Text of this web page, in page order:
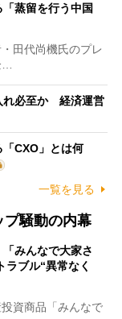
蒸留を行う中国
田代尚機氏のプレ
れ必至か 経済運営
CXO」とは何
一覧を見る
プ騒動の内幕
「みんなで大家さ
ラブル“異常なく
資商品「みんなで